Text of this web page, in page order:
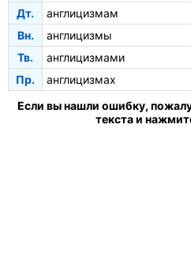
Дт.
англицизмам
Вн.
англицизмы
Тв.
англицизмами
Пр.
англицизмах
Если вы нашли ошибку,
текста и